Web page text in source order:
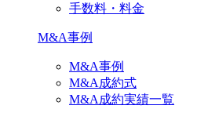
手数料・料金
M&A事例
M&A事例
M&A成約式
M&A成約実績一覧